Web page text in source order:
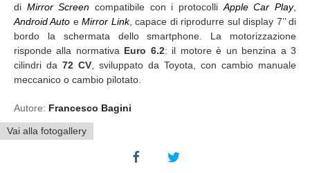
di Mirror Screencompatibile con i protocolli Apple Car Play,
Android Auto eMirror Link, capace di riprodurre sul display 7’’ di
bordo la schermata dello smartphone. La motorizzazione
risponde alla normativa Euro 6.2: il motore è un benzina a 3
cilindri da 72 CV , sviluppato da Toyota, con cambio manuale
meccanico o cambio pilotato.
Autore: Francesco Bagini
Vai alla fotogallery